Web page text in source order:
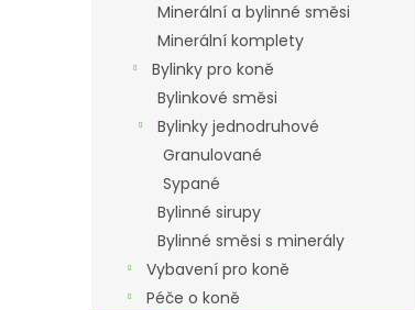
Minerální a bylinné směsi
Minerální komplety
Bylinky pro koně
Bylinkové směsi
Bylinky jednodruhové
Granulované
Sypané
Bylinné sirupy
Bylinné směsi s minerály
Vybavení pro koně
Péče o koně